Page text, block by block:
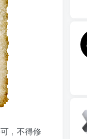
，不得修